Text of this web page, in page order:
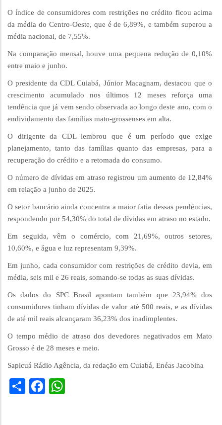
O índice de consumidores com restrições no crédito ficou acima
da média do Centro-Oeste, que é de 6,89%, e também superou a
média nacional, de 7,55%.
Na comparação mensal, houve uma pequena redução de 0,10%
entre maio e junho.
O presidente da CDL Cuiabá, Júnior Macagnam, destacou que o
crescimento acumulado nos últimos 12 meses reforça uma
tendência que já vem sendo observada ao longo deste ano, com o
endividamento das famílias mato-grossenses em alta.
O dirigente da CDL lembrou que é um período que exige
planejamento, tanto das famílias quanto das empresas, para a
recuperação do crédito e a retomada do consumo.
O número de dívidas em atraso registrou um aumento de 12,84%
em relação a junho de 2025.
O setor bancário ainda concentra a maior fatia dessas pendências,
respondendo por 54,30% do total de dívidas em atraso no estado.
Em seguida, vêm o comércio, com 21,69%, outros setores,
10,60%, e água e luz representam 9,39%.
Em junho, cada consumidor com restrições de crédito devia, em
média, seis mil e 26 reais, somando-se todas as suas dívidas.
Os dados do SPC Brasil apontam também que 23,94% dos
consumidores tinham dívidas de valor até 500 reais, e as dívidas
de até mil reais alcançaram 36,23% dos inadimplentes.
O tempo médio de atraso dos devedores negativados em Mato
Grosso é de 28 meses e meio.
Sapicuá Rádio Agência, da redação em Cuiabá, Enéas Jacobina
ShareFacebook